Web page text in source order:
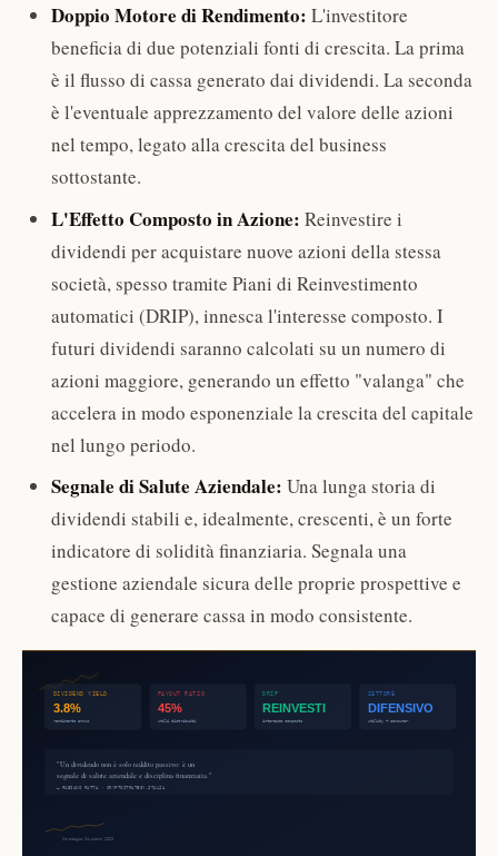
Doppio Motore di Rendimento: L'investitore
beneficia di due potenziali fonti di crescita. La prima
è il flusso di cassa generato dai dividendi. La seconda
è l'eventuale apprezzamento del valore delle azioni
nel tempo, legato alla crescita del business
sottostante.
L'Effetto Composto in Azione: Reinvestire i
dividendi per acquistare nuove azioni della stessa
società, spesso tramite Piani di Reinvestimento
automatici (DRIP), innesca l'interesse composto. I
futuri dividendi saranno calcolati su un numero di
azioni maggiore, generando un effetto "valanga" che
accelera in modo esponenziale la crescita del capitale
nel lungo periodo.
Segnale di Salute Aziendale: Una lunga storia di
dividendi stabili e, idealmente, crescenti, è un forte
indicatore di solidità finanziaria. Segnala una
gestione aziendale sicura delle proprie prospettive e
capace di generare cassa in modo consistente.